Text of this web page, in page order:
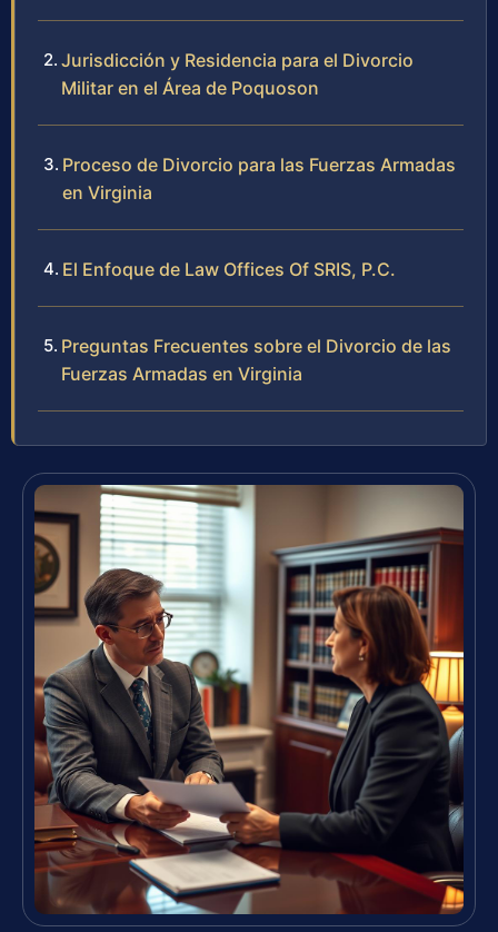
Jurisdicción y Residencia para el Divorcio
Militar en el Área de Poquoson
Proceso de Divorcio para las Fuerzas Armadas
en Virginia
El Enfoque de Law Offices Of SRIS, P.C.
Preguntas Frecuentes sobre el Divorcio de las
Fuerzas Armadas en Virginia